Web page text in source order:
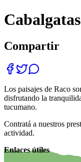
Cabalgatas
Compartir
Los paisajes de Raco
disfrutando la
tucumano.
Contratá a nuestros
actividad.
Enlaces útiles